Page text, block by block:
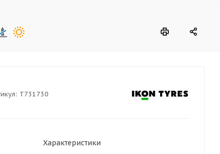
T731730
Характеристики